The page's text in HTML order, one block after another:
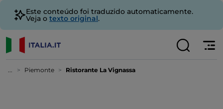
Este conteúdo foi traduzido automaticamente.
Veja o texto original.
... Piemonte Ristorante La Vignassa